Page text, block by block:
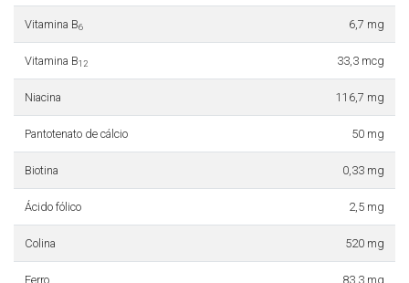
Vitamina B6 6,7 mg
Vitamina B12 33,3 mcg
Niacina 116,7 mg
Pantotenato de cálcio 50 mg
Biotina 0,33 mg
Ácido fólico 2,5 mg
Colina 520 mg
Ferro 83,3 mg